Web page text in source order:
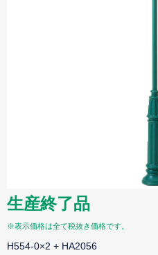
生産終了品
※表示価格は全て税抜き価格です。
H554-0×2 + HA2056